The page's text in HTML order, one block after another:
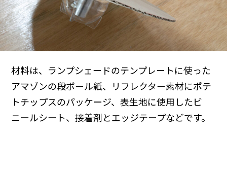
材料は、ランプシェードのテンプレートに使った
アマゾンの段ボール紙、リフレクター素材にポテ
トチップスのパッケージ、表生地に使用したビ
ニールシート、接着剤とエッジテープなどです。